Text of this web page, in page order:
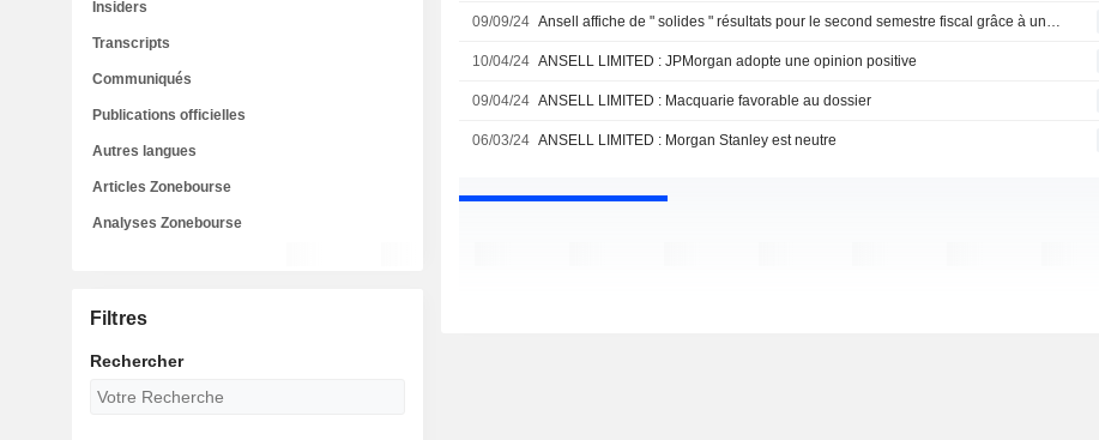
09/09/24 Ansell affiche de " solides " résultats pour le second semestre fiscal grâce à une croissance généralisée des ventes, selon Jefferies
10/04/24 ANSELL LIMITED : JPMorgan adopte une opinion positive
09/04/24 ANSELL LIMITED : Macquarie favorable au dossier
06/03/24 ANSELL LIMITED : Morgan Stanley est neutre
Insiders
Transcripts
Communiqués
Publications officielles
Autres langues
Articles Zonebourse
Analyses Zonebourse
Filtres
Rechercher